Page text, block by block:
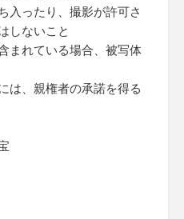
入ったり、撮影が許可さ
しないこと
まれている場合、被写体
は、親権者の承諾を得る